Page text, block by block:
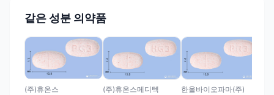
같은 성분 의약품
(주)휴온스 (주)휴온스메디텍 한올바이오파마(주)